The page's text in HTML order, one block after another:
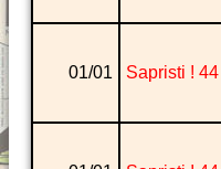
01/01 Sapristi ! 44